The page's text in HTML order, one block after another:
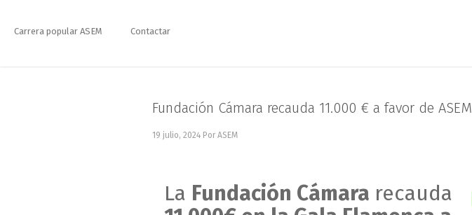
Carrera popular ASEM Contactar
Fundación Cámara recauda 11.000 € a favor de ASEM
19 julio, 2024 Por ASEM
La Fundación Cámara recauda